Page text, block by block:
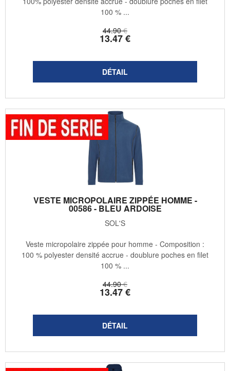
44.90 €
13.47€
100 % ...
VESTE MICROPOLAIRE ZIPPÉE HOMME -
00586 - BLEU ARDOISE
SOL'S
44.90 €
13.47€
Veste micropolaire zippée pour homme - Composition :
100 % polyester densité accrue - doublure poches en filet
100 % ...